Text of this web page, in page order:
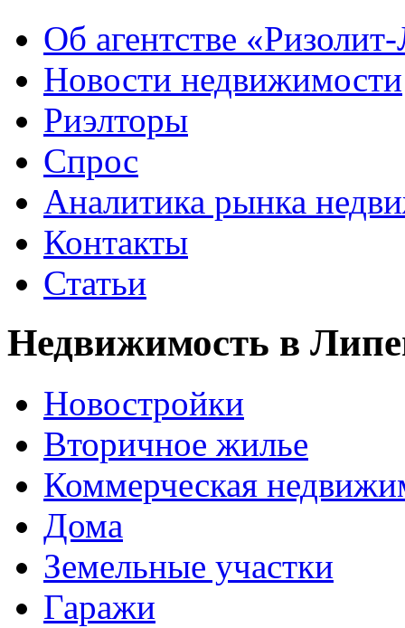
Об агентстве
Новости недвижимости
Риэлторы
Спрос
Аналитика рынка
Контакты
Статьи
Недвижимость в
Новостройки
Вторичное жилье
Коммерческая
Дома
Земельные участки
Гаражи